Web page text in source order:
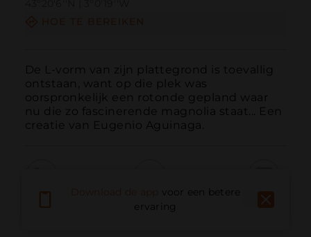
De L-vorm van zijn plattegrond is toevallig
ontstaan, want op die plek was
oorspronkelijk een rotonde gepland waar
nu die zo fascinerende magnolia staat... Een
creatie van Eugenio Aguinaga.
E-mail
voor een betere
ervaring